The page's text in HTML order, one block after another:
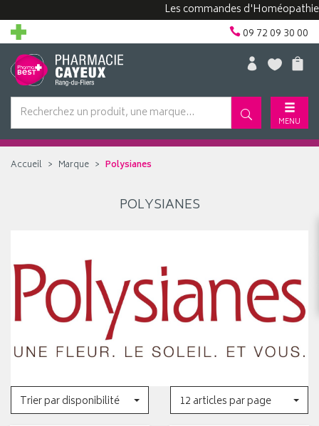
Les commandes d'Homéopathie
09 72 09 30 00
MENU
Accueil Marque Polysianes
POLYSIANES
Trier par disponibilité 12 articles par page